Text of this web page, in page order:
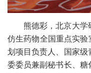
熊德彩，北京大学
仿生药物全国重点实验
划项目负责人、
国家级
委委员兼副秘书长、糖